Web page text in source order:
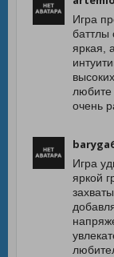
Игра
баттлы
яркая,
любите
очень
Игра
яркой